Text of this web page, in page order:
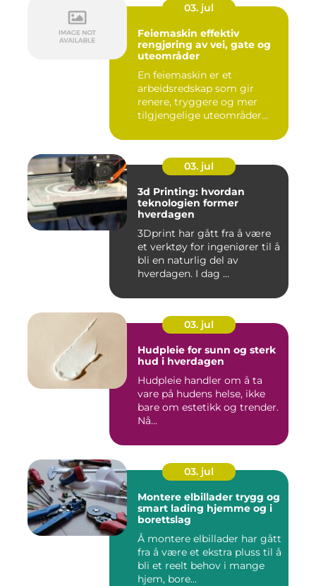
03. jul
Feiemaskin effektiv
rengjøring av vei, gate og
uteområder
En feiemaskin er et
arbeidsredskap som gir
renere, tryggere og mer
tilgjengelige uteområder
03. jul
3d Printing: hvordan
teknologien former
hverdagen
3Dprint har gått fra å være
et verktøy for ingeniører til å
bli en naturlig del av
hverdagen. I dag ...
03. jul
Hudpleie for sunn og sterk
hud i hverdagen
Hudpleie handler om å ta
vare på hudens helse, ikke
bare om estetikk og trender.
Nå...
03. jul
Montere elbillader trygg og
smart lading hjemme og i
borettslag
Å montere elbillader har gått
fra å være et ekstra pluss til å
bli et reelt behov i mange
hjem, bore...